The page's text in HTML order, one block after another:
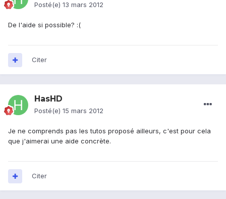
Posté(e) 13 mars 2012
De l'aide si possible? :(
Citer
HasHD
Posté(e) 15 mars 2012
Je ne comprends pas les tutos proposé ailleurs, c'est pour cela
que j'aimerai une aide concrète.
Citer